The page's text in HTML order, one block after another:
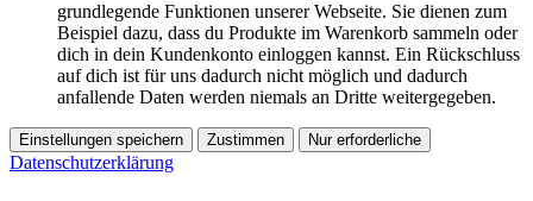
grundlegende Funktionen unserer Webseite. Sie dienen zum
Beispiel dazu, dass du Produkte im Warenkorb sammeln oder
dich in dein Kundenkonto einloggen kannst. Ein Rückschluss
auf dich ist für uns dadurch nicht möglich und dadurch
anfallende Daten werden niemals an Dritte weitergegeben.
Einstellungen speichern Zustimmen Nur erforderliche
Datenschutzerklärung